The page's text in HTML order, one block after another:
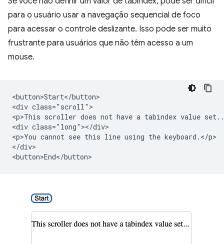
para o usuário usar a navegação sequencial de foco
para acessar o controle deslizante. Isso pode ser muito
frustrante para usuários que não têm acesso a um
mouse.
<button>Start</button>
<div class="scroll">
<p>This scroller does not have a tabindex value
<div class="long"></div>
<p>You cannot see this line using the keyboard.</p>
</div>